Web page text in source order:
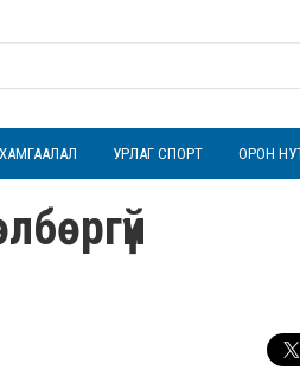
ХАМГААЛАЛ УРЛАГ СПОРТ ОРОН